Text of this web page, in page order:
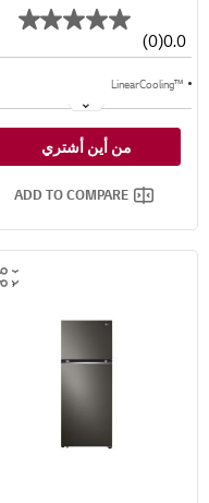
0.0
(0)
™LinearCooling
Multi Air Flow
من أين أشتري
ADD TO COMPARE